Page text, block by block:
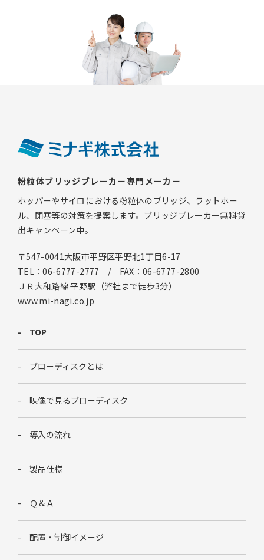
粉粒体ブリッジブレーカー専門メーカー
ホッパーやサイロにおける粉粒体のブリッジ、ラットホー
ル、閉塞等の対策を提案します。ブリッジブレーカー無料貸
出キャンペーン中。
〒547-0041大阪市平野区平野北1丁目6-17
TEL：06-6777-2777 / FAX：06-6777-2800
ＪＲ大和路線 平野駅（弊社まで徒歩3分）
www.mi-nagi.co.jp
TOP
ブローディスクとは
映像で見るブローディスク
導入の流れ
製品仕様
Ｑ＆Ａ
配置・制御イメージ